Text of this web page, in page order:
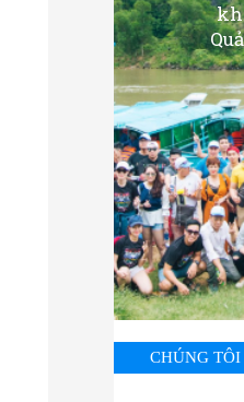
CHÚNG TÔI